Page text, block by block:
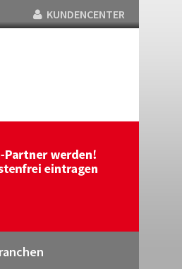
KUNDENCENTER